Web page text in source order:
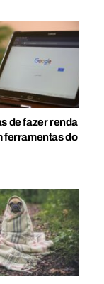
de fazer renda
ferramentas do